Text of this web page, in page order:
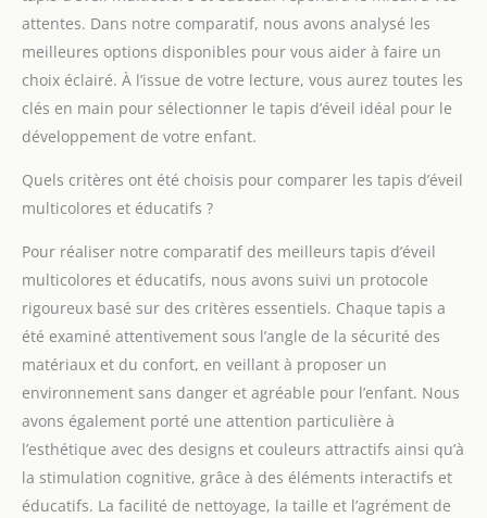
attentes. Dans notre comparatif, nous avons analysé les
meilleures options disponibles pour vous aider à faire un
choix éclairé. À l’issue de votre lecture, vous aurez toutes les
clés en main pour sélectionner le tapis d’éveil idéal pour le
développement de votre enfant.
Quels critères ont été choisis pour comparer les tapis d’éveil
multicolores et éducatifs ?
Pour réaliser notre comparatif des meilleurs tapis d’éveil
multicolores et éducatifs, nous avons suivi un protocole
rigoureux basé sur des critères essentiels. Chaque tapis a
été examiné attentivement sous l’angle de la sécurité des
matériaux et du confort, en veillant à proposer un
environnement sans danger et agréable pour l’enfant. Nous
avons également porté une attention particulière à
l’esthétique avec des designs et couleurs attractifs ainsi qu’à
la stimulation cognitive, grâce à des éléments interactifs et
éducatifs. La facilité de nettoyage, la taille et l’agrément de